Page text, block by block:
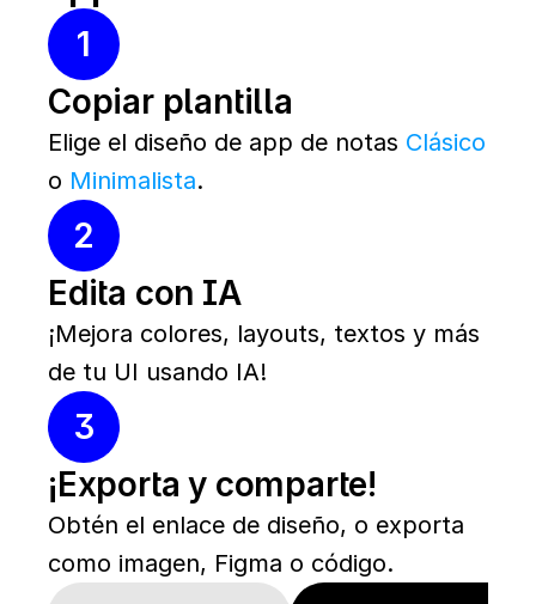
1
Copiar plantilla
Elige el diseño de app de notas Clásico
o Minimalista.
2
Edita con IA
¡Mejora colores, layouts, textos y más
de tu UI usando IA!
3
¡Exporta y comparte!
Obtén el enlace de diseño, o exporta
como imagen, Figma o código.